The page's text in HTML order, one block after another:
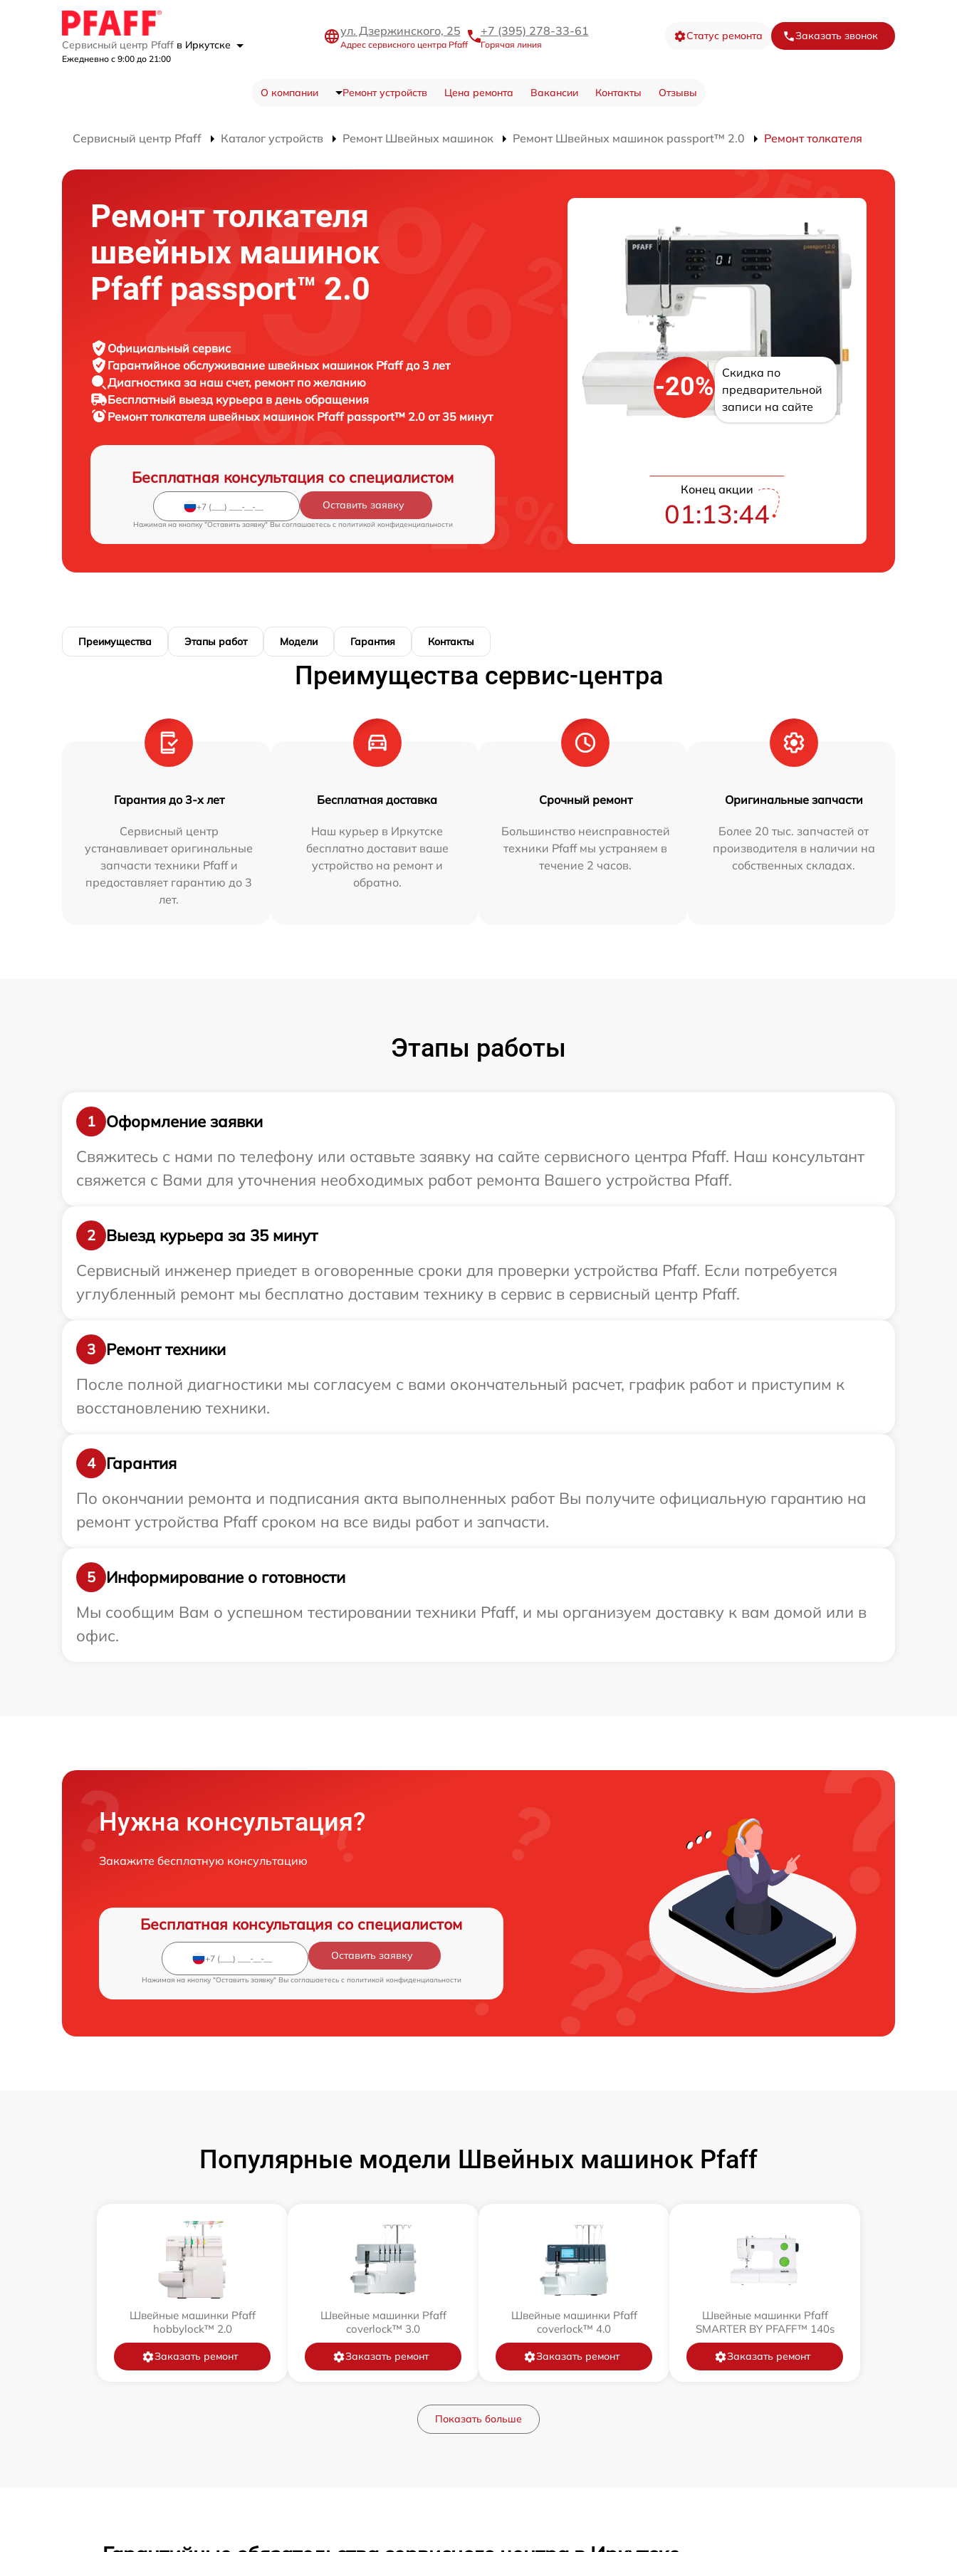
Сервисный центр Pfaff в Иркутске
Ежедневно с 9:00 до 21:00
ул. Дзержинского, 25
Адрес сервисного центра Pfaff
+7 (395) 278-33-61
Горячая линия
Статус ремонта Заказать звонок
О компании Ремонт устройств Цена ремонта Вакансии Контакты Отзывы
Сервисный центр Pfaff Каталог устройств Ремонт Швейных машинок Ремонт Швейных машинок passport™ 2.0 Ремонт толкателя
Ремонт толкателя
швейных машинок
Pfaff passport™ 2.0
Официальный сервис
Гарантийное обслуживание швейных машинок Pfaff до 3 лет
Диагностика за наш счет, ремонт по желанию
Бесплатный выезд курьера в день обращения
Ремонт толкателя швейных машинок Pfaff passport™ 2.0 от 35 минут
Бесплатная консультация со специалистом
Оставить заявку
Нажимая на кнопку "Оставить заявку" Вы соглашаетесь c политикой конфиденциальности
-20%
Скидка по
предварительной
записи на сайте
Конец акции
01:13:43
Преимущества Этапы работ Модели Гарантия Контакты
Преимущества сервис-центра
Гарантия до 3-х лет
Сервисный центр
устанавливает оригинальные
запчасти техники Pfaff и
предоставляет гарантию до 3
лет.
Бесплатная доставка
Наш курьер в Иркутске
бесплатно доставит ваше
устройство на ремонт и
обратно.
Срочный ремонт
Большинство неисправностей
техники Pfaff мы устраняем в
течение 2 часов.
Оригинальные запчасти
Более 20 тыс. запчастей от
производителя в наличии на
собственных складах.
Этапы работы
1
Оформление заявки
Свяжитесь с нами по телефону или оставьте заявку на сайте сервисного центра Pfaff. Наш консультант
свяжется с Вами для уточнения необходимых работ ремонта Вашего устройства Pfaff.
2
Выезд курьера за 35 минут
Сервисный инженер приедет в оговоренные сроки для проверки устройства Pfaff. Если потребуется
углубленный ремонт мы бесплатно доставим технику в сервис в сервисный центр Pfaff.
3
Ремонт техники
После полной диагностики мы согласуем с вами окончательный расчет, график работ и приступим к
восстановлению техники.
4
Гарантия
По окончании ремонта и подписания акта выполненных работ Вы получите официальную гарантию на
ремонт устройства Pfaff сроком на все виды работ и запчасти.
5
Информирование о готовности
Мы сообщим Вам о успешном тестировании техники Pfaff, и мы организуем доставку к вам домой или в
офис.
Нужна консультация?
Закажите бесплатную консультацию
Бесплатная консультация со специалистом
Оставить заявку
Нажимая на кнопку "Оставить заявку" Вы соглашаетесь c политикой конфиденциальности
Популярные модели Швейных машинок Pfaff
Швейные машинки Pfaff
hobbylock™ 2.0
Заказать ремонт
Швейные машинки Pfaff
coverlock™ 3.0
Заказать ремонт
Швейные машинки Pfaff
coverlock™ 4.0
Заказать ремонт
Швейные машинки Pfaff
SMARTER BY PFAFF™ 140s
Заказать ремонт
Показать больше